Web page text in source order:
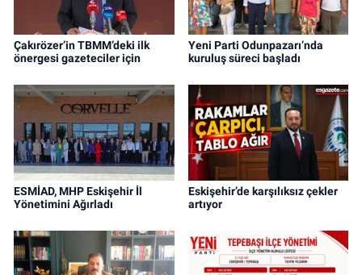
Çakırözer’in TBMM’deki ilk
önergesi gazeteciler için
Yeni Parti Odunpazarı’nda
kuruluş süreci başladı
ESMİAD, MHP Eskişehir İl
Yönetimini Ağırladı
Eskişehir’de karşılıksız çekler
artıyor